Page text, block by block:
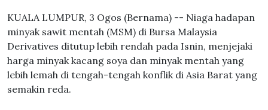
KUALA LUMPUR, 3 Ogos (Bernama) -- Niaga hadapan
minyak sawit mentah (MSM) di Bursa Malaysia
Derivatives ditutup lebih rendah pada Isnin, menjejaki
harga minyak kacang soya dan minyak mentah yang
lebih lemah di tengah-tengah konflik di Asia Barat yang
semakin reda.